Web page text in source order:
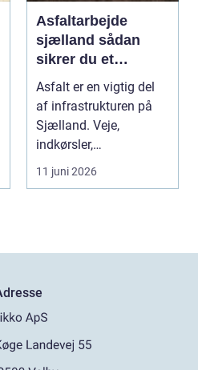
Asfaltarbejde
sjælland sådan
sikrer du et
holdbart resultat
Asfalt er en vigtig del
af infrastrukturen på
Sjælland. Veje,
indkørsler,
parkeringspladser og
stier...
11 juni 2026